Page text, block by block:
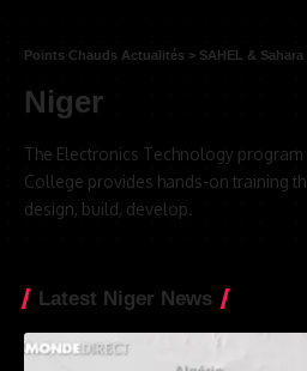
Points Chauds Actualités > SAHEL & Sahara
Niger
The Electronics Technology program
College provides hands-on training
design, build, develop.
Latest Niger News